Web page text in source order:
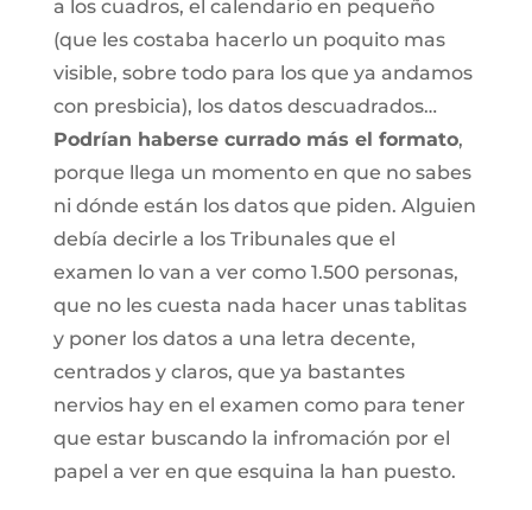
a los cuadros, el calendario en pequeño
(que les costaba hacerlo un poquito mas
visible, sobre todo para los que ya andamos
con presbicia), los datos descuadrados…
Podrían haberse currado más el formato,
porque llega un momento en que no sabes
ni dónde están los datos que piden. Alguien
debía decirle a los Tribunales que el
examen lo van a ver como 1.500 personas,
que no les cuesta nada hacer unas tablitas
y poner los datos a una letra decente,
centrados y claros, que ya bastantes
nervios hay en el examen como para tener
que estar buscando la infromación por el
papel a ver en que esquina la han puesto.